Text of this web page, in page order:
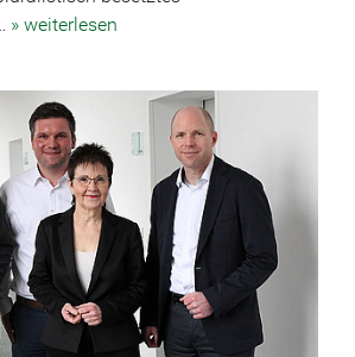
» weiterlesen